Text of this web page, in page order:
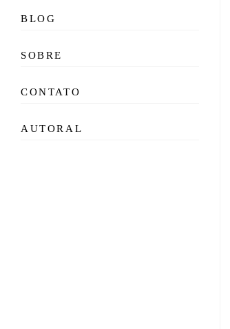
BLOG
SOBRE
CONTATO
AUTORAL